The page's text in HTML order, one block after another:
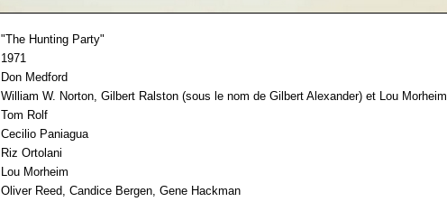
"The Hunting Party"
1971
Don Medford
William W. Norton, Gilbert Ralston (sous le nom de Gilbert Alexander) et Lou Morheim
Tom Rolf
Cecilio Paniagua
Riz Ortolani
Lou Morheim
Oliver Reed, Candice Bergen, Gene Hackman